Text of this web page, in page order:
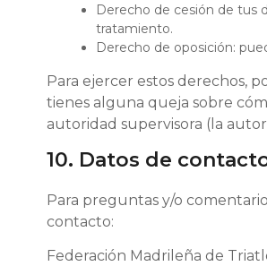
Derecho de cesión de tus
tratamiento.
Derecho de oposición:
Para ejercer estos derechos,
tienes alguna queja sobre
autoridad supervisora (la
10. Datos de
Para preguntas y/o
contacto:
Federación Madrileña de